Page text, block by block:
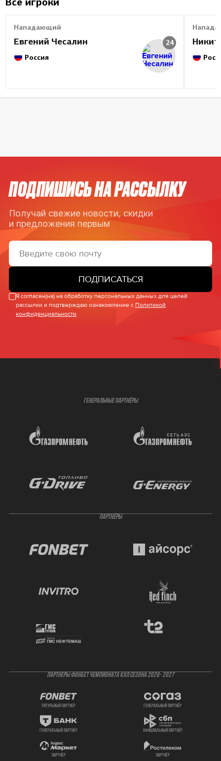
Нападающий
Евгений Чесалин
Россия
24
ПОДПИШИСЬ НА РАССЫЛКУ
Получай свежие новости, скидки
и предложения первым
ПОДПИСАТЬСЯ
Я согласен(на) на обработку персональных данных для целей
рассылки и подтверждаю ознакомление с Политикой
конфиденциальности
ГЕНЕРАЛЬНЫЕ ПАРТНЁРЫ
ПАРТНЁРЫ
ПАРТНЕРЫ ФОНБЕТ ЧЕМПИОНАТА КХЛ СЕЗОНА 2026- 2027
титульный партнер генеральный партнёр
генеральный партнёр официальный партнёр
партнёр партнёр